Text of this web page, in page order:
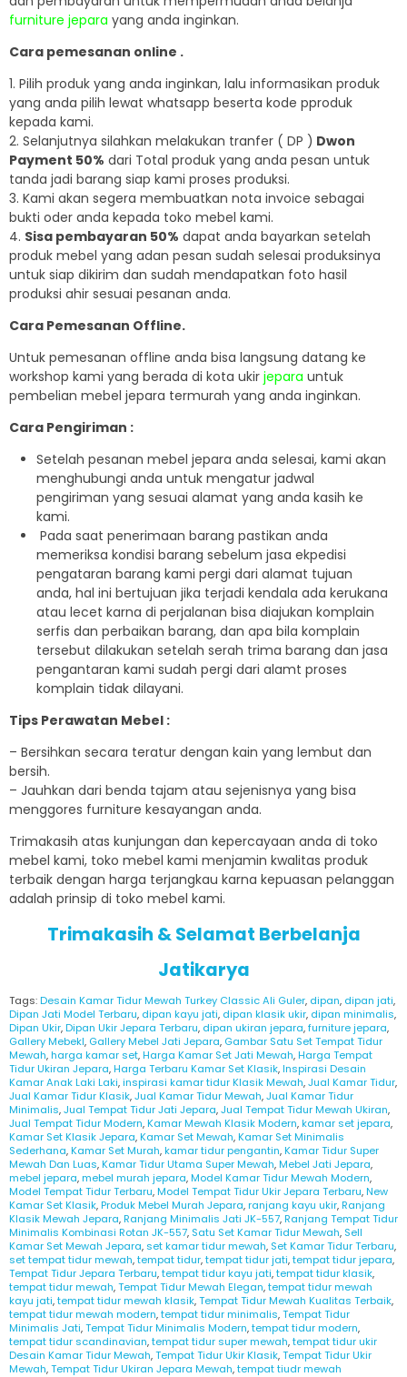
furniture jepara yang anda inginkan.
Cara pemesanan online .
1. Pilih produk yang anda inginkan, lalu informasikan produk
yang anda pilih lewat whatsapp beserta kode pproduk
kepada kami.
2. Selanjutnya silahkan melakukan tranfer ( DP ) Dwon
Payment 50% dari Total produk yang anda pesan untuk
tanda jadi barang siap kami proses produksi.
3. Kami akan segera membuatkan nota invoice sebagai
bukti oder anda kepada toko mebel kami.
4. Sisa pembayaran 50% dapat anda bayarkan setelah
produk mebel yang adan pesan sudah selesai produksinya
untuk siap dikirim dan sudah mendapatkan foto hasil
produksi ahir sesuai pesanan anda.
Cara Pemesanan Offline.
Untuk pemesanan offline anda bisa langsung datang ke
workshop kami yang berada di kota ukir jepara untuk
pembelian mebel jepara termurah yang anda inginkan.
Cara Pengiriman :
Setelah pesanan mebel jepara anda selesai, kami akan
menghubungi anda untuk mengatur jadwal
pengiriman yang sesuai alamat yang anda kasih ke
kami.
Pada saat penerimaan barang pastikan anda
memeriksa kondisi barang sebelum jasa ekpedisi
pengataran barang kami pergi dari alamat tujuan
anda, hal ini bertujuan jika terjadi kendala ada kerukana
atau lecet karna di perjalanan bisa diajukan komplain
serfis dan perbaikan barang, dan apa bila komplain
tersebut dilakukan setelah serah trima barang dan jasa
pengantaran kami sudah pergi dari alamt proses
komplain tidak dilayani.
Tips Perawatan Mebel :
– Bersihkan secara teratur dengan kain yang lembut dan
bersih.
– Jauhkan dari benda tajam atau sejenisnya yang bisa
menggores furniture kesayangan anda.
Trimakasih atas kunjungan dan kepercayaan anda di toko
mebel kami, toko mebel kami menjamin kwalitas produk
terbaik dengan harga terjangkau karna kepuasan pelanggan
adalah prinsip di toko mebel kami.
Trimakasih & Selamat Berbelanja
Jatikarya
Tags:Desain Kamar Tidur Mewah Turkey Classic Ali Guler, dipan, dipan jati,
Dipan Jati Model Terbaru, dipan kayu jati, dipan klasik ukir, dipan minimalis,
Dipan Ukir,Dipan Ukir Jepara Terbaru, dipan ukiran jepara,furniture jepara,
Gallery Mebekl, Gallery Mebel Jati Jepara, Gambar Satu Set Tempat Tidur
Mewah,harga kamar set,Harga Kamar Set Jati Mewah,Harga Tempat
Tidur Ukiran Jepara,Harga Terbaru Kamar Set Klasik,Inspirasi Desain
Kamar Anak Laki Laki,inspirasi kamar tidur Klasik Mewah,Jual Kamar Tidur,
Jual Kamar Tidur Klasik,Jual Kamar Tidur Mewah,Jual Kamar Tidur
Minimalis,Jual Tempat Tidur Jati Jepara,Jual Tempat Tidur Mewah Ukiran,
Jual Tempat Tidur Modern,Kamar Mewah Klasik Modern,kamar set jepara,
Kamar Set Klasik Jepara,Kamar Set Mewah,Kamar Set Minimalis
Sederhana,Kamar Set Murah,kamar tidur pengantin,Kamar Tidur Super
Mewah Dan Luas,Kamar Tidur Utama Super Mewah,Mebel Jati Jepara,
mebel jepara,mebel murah jepara,Model Kamar Tidur Mewah Modern,
Model Tempat Tidur Terbaru,Model Tempat Tidur Ukir Jepara Terbaru,New
Kamar Set Klasik,Produk Mebel Murah Jepara,ranjang kayu ukir,Ranjang
Klasik Mewah Jepara,Ranjang Minimalis Jati JK-557,Ranjang Tempat Tidur
Minimalis Kombinasi Rotan JK-557, Satu Set Kamar Tidur Mewah, Sell
Kamar Set Mewah Jepara,set kamar tidur mewah, Set Kamar Tidur Terbaru,
set tempat tidur mewah,tempat tidur,tempat tidur jati,tempat tidur jepara,
Tempat Tidur Jepara Terbaru,tempat tidur kayu jati,tempat tidur klasik,
tempat tidur mewah,Tempat Tidur Mewah Elegan,tempat tidur mewah
kayu jati,tempat tidur mewah klasik,Tempat Tidur Mewah Kualitas Terbaik,
tempat tidur mewah modern,tempat tidur minimalis,Tempat Tidur
Minimalis Jati,Tempat Tidur Minimalis Modern,tempat tidur modern,
tempat tidur scandinavian,tempat tidur super mewah,tempat tidur ukir
Desain Kamar Tidur Mewah,Tempat Tidur Ukir Klasik,Tempat Tidur Ukir
Mewah,Tempat Tidur Ukiran Jepara Mewah,tempat tiudr mewah